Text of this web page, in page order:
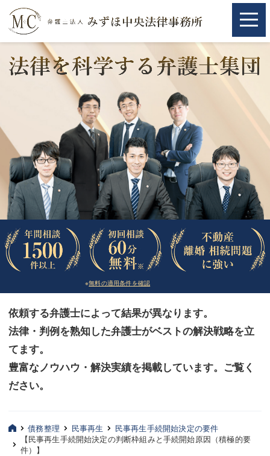
ホーム
相続・遺言
離婚（夫婦間トラブル）
企業法務
労働問題（解雇，残業等）
刑事弁護
交通事故
法律相談など（その他）
お客様へ
みずほ中央の特長・実質編
みずほ中央の特長・形式編
三平 聡史
※無料の適用条件を確認
依頼する弁護士によって結果が異なります。
法律・判例を熟知した弁護士がベストの解決戦略を立
てます。
豊富なノウハウ・解決実績を掲載しています。ご覧く
ださい。
ホーム
相続・遺言
離婚（夫婦間トラブル）
企業法務
労働問題（解雇，残業等）
刑事弁護
交通事故
法律相談など（その他）
お客様へ
みずほ中央の特長・実質編
みずほ中央の特長・形式編
三平 聡史
債務整理 民事再生
民事再生手続開始決定の要件
【民事再生手続開始決定の判断枠組みと手続開始原因（積極的要
件）】